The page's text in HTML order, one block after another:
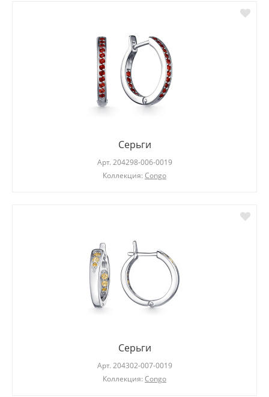
Серьги
Арт. 204298-006-0019
Коллекция: Congo
Серьги
Арт. 204302-007-0019
Коллекция: Congo